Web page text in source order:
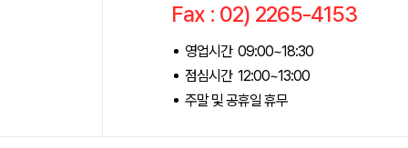
Fax : 02) 2265-4153
영업시간 09:00~18:30
점심시간 12:00~13:00
주말 및 공휴일 휴무